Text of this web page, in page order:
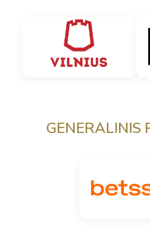
GENERALINIS